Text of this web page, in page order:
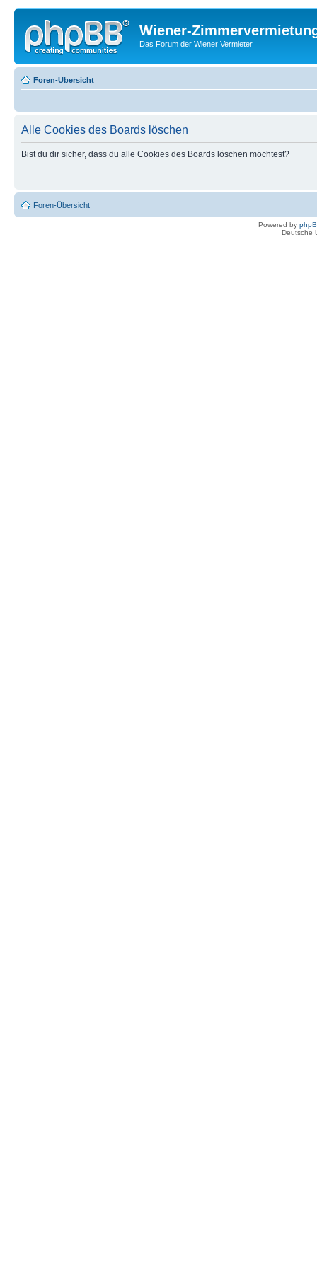
Wiener-
Das Forum der Wiener Vermieter
Foren-Übersicht
Alle Cookies des Boards löschen
Bist du dir sicher, dass du alle Cookies des Boards löschen möchtest?
Foren-Übersicht
Powered by
Deutsche